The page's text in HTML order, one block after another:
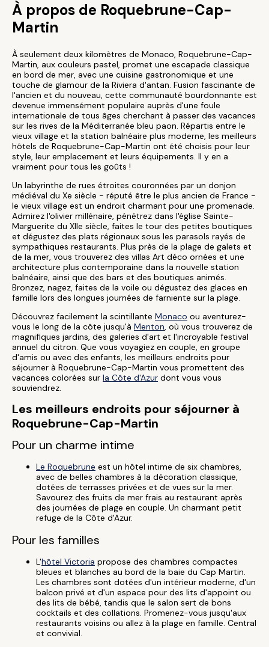
À propos de Roquebrune-Cap-
Martin
À seulement deux kilomètres de Monaco, Roquebrune-Cap-
Martin, aux couleurs pastel, promet une escapade classique
en bord de mer, avec une cuisine gastronomique et une
touche de glamour de la Riviera d'antan. Fusion fascinante de
l'ancien et du nouveau, cette communauté bourdonnante est
devenue immensément populaire auprès d'une foule
internationale de tous âges cherchant à passer des vacances
sur les rives de la Méditerranée bleu paon. Répartis entre le
vieux village et la station balnéaire plus moderne, les meilleurs
hôtels de Roquebrune-Cap-Martin ont été choisis pour leur
style, leur emplacement et leurs équipements. Il y en a
vraiment pour tous les goûts !
Un labyrinthe de rues étroites couronnées par un donjon
médiéval du Xe siècle - réputé être le plus ancien de France -
le vieux village est un endroit charmant pour une promenade.
Admirez l'olivier millénaire, pénétrez dans l'église Sainte-
Marguerite du XIIe siècle, faites le tour des petites boutiques
et dégustez des plats régionaux sous les parasols rayés de
sympathiques restaurants. Plus près de la plage de galets et
de la mer, vous trouverez des villas Art déco ornées et une
architecture plus contemporaine dans la nouvelle station
balnéaire, ainsi que des bars et des boutiques animés.
Bronzez, nagez, faites de la voile ou dégustez des glaces en
famille lors des longues journées de farniente sur la plage.
Découvrez facilement la scintillante Monaco ou aventurez-
vous le long de la côte jusqu'à Menton, où vous trouverez de
magnifiques jardins, des galeries d'art et l'incroyable festival
annuel du citron. Que vous voyagiez en couple, en groupe
d'amis ou avec des enfants, les meilleurs endroits pour
séjourner à Roquebrune-Cap-Martin vous promettent des
vacances colorées sur la Côte d'Azur dont vous vous
souviendrez.
Les meilleurs endroits pour séjourner à
Roquebrune-Cap-Martin
Pour un charme intime
Le Roquebrune est un hôtel intime de six chambres,
avec de belles chambres à la décoration classique,
dotées de terrasses privées et de vues sur la mer.
Savourez des fruits de mer frais au restaurant après
des journées de plage en couple. Un charmant petit
refuge de la Côte d'Azur.
Pour les familles
L'hôtel Victoria propose des chambres compactes
bleues et blanches au bord de la baie du Cap Martin.
Les chambres sont dotées d'un intérieur moderne, d'un
balcon privé et d'un espace pour des lits d'appoint ou
des lits de bébé, tandis que le salon sert de bons
cocktails et des collations. Promenez-vous jusqu'aux
restaurants voisins ou allez à la plage en famille. Central
et convivial.